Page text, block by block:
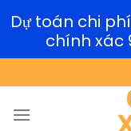
to
content
Dự toán chi
chính xác